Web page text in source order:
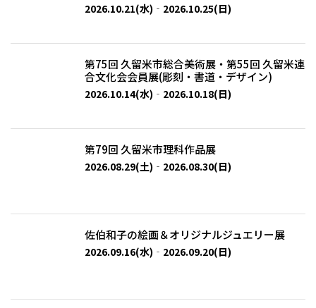
2026.10.21(水)‐2026.10.25(日)
第75回 久留米市総合美術展・第55回 久留米連
合文化会会員展(彫刻・書道・デザイン)
2026.10.14(水)‐2026.10.18(日)
第79回 久留米市理科作品展
2026.08.29(土)‐2026.08.30(日)
佐伯和子の絵画＆オリジナルジュエリー展
2026.09.16(水)‐2026.09.20(日)